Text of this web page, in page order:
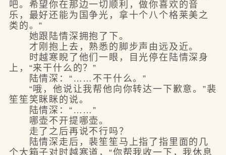
吧。希望你在那边一切顺利，做你喜欢的音
乐，最好还能为国争光，拿十个八个格莱美之
类的。”
她跟陆情深拥抱了下。
才刚抱上去，熟悉的脚步声由远及近。
时越寒睨了他们一眼，目光停在陆情深身
上，“来干什么的？”
陆情深：“……不干什么。”
“哦，他说让我帮他向你转达一下歉意。”裴
笙笙笑眯眯的说。
陆情深：“……”
哪壶不开提哪壶。
走了之后再说不行吗？
陆情深走后，裴笙笙马上指了指里面的几
个大箱子对时越寒道，“你帮我收一下，我休息